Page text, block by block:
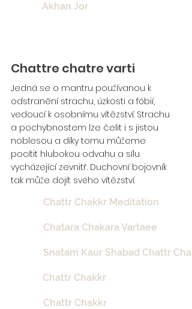
Akhan Jor
Chattre chatre varti
Jedná se o mantru používanou k
odstranění strachu, úzkosti a fóbií,
vedoucí k osobnímu vítězství. Strachu
a pochybnostem lze čelit i s jistou
noblesou a díky tomu můžeme
pocítit hlubokou odvahu a sílu
vycházející zevnitř. Duchovní bojovník
tak může dojít svého vítězství.
Chattr Chakkr Meditation
Chatara Chakara Vartaee
Snatam Kaur Shabad Chattr
Chattr Chakkr
Chattr Chakkr